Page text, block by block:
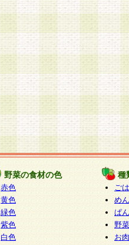
野菜の食材の色
赤色
黄色
緑色
紫色
白色
種
ご
めん
ぱん
野
お